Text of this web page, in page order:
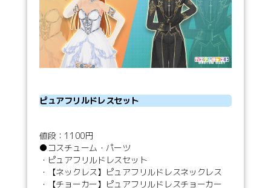
ピュアフリルドレスセット
値段：1100円
●コスチューム・パーツ
・ピュアフリルドレスセット
・【ネックレス】ピュアフリルドレスネックレス
・【チョーカー】ピュアフリルドレスチョーカー